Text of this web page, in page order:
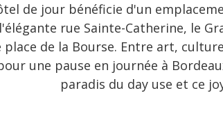
de jour bénéficie d'un
rue Sainte-Catherine, le
place de la Bourse. Entre art,
une pause en journée à
paradis du day use et ce